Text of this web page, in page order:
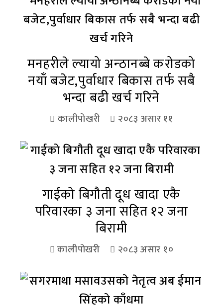
मनहरीले ल्यायो अन्ठानब्बे करोडको
नयाँ बजेट,पुर्वाधार बिकास तर्फ सबै
भन्दा बढी खर्च गरिने
कालीपोखरी २०८३ असार ११
गाईको बिगौती दूध खादा एकै
परिवारका ३ जना सहित १२ जना
बिरामी
कालीपोखरी २०८३ असार १०